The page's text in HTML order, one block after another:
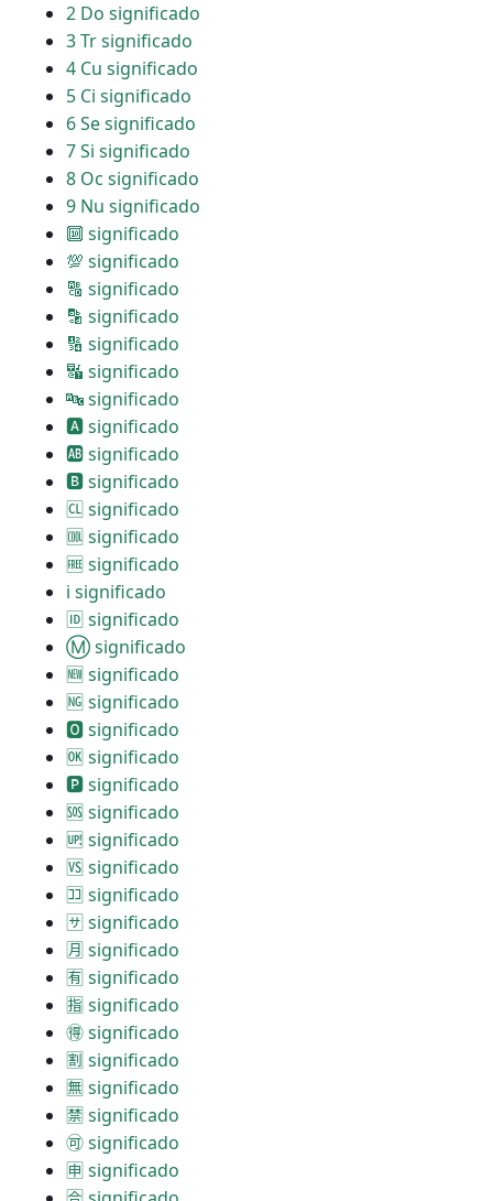
2 Do significado
3 Tr significado
4 Cu significado
5 Ci significado
6 Se significado
7 Si significado
8 Oc significado
9 Nu significado
🔟 significado
💯 significado
🔠 significado
🔡 significado
🔢 significado
🔣 significado
🔤 significado
🅰 significado
🆎 significado
🅱 significado
🆑 significado
🆒 significado
🆓 significado
ℹ significado
🆔 significado
Ⓜ significado
🆕 significado
🆖 significado
🅾 significado
🆗 significado
🅿 significado
🆘 significado
🆙 significado
🆚 significado
🈁 significado
🈂 significado
🈷 significado
🈶 significado
🈯 significado
🉐 significado
🈹 significado
🈚 significado
🈲 significado
🉑 significado
🈸 significado